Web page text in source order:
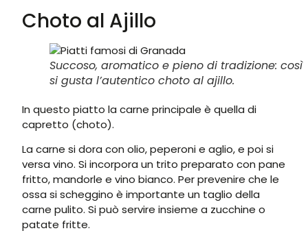
Choto al Ajillo
Succoso, aromatico e pieno di tradizione: così
si gusta l’autentico choto al ajillo.
In questo piatto la carne principale è quella di
capretto (choto).
La carne si dora con olio, peperoni e aglio, e poi si
versa vino. Si incorpora un trito preparato con pane
fritto, mandorle e vino bianco. Per prevenire che le
ossa si scheggino è importante un taglio della
carne pulito. Si può servire insieme a zucchine o
patate fritte.